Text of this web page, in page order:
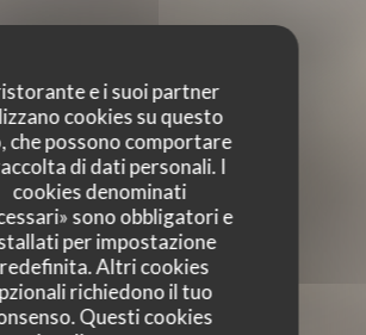
e i suoi partner
cookies su questo
che possono comportare
di dati personali. I
cookies denominati
sono obbligatori e
per impostazione
Altri cookies
richiedono il tuo
Questi cookies